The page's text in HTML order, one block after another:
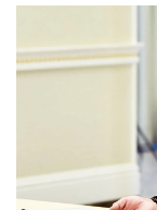
พล.อ.ประวิตร วง
ราชการแทนนายกฯ